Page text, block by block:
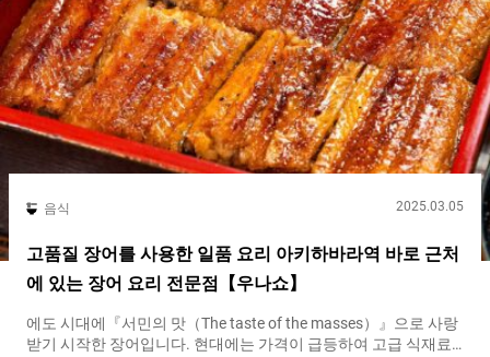
소스를...
음식 2025.03.05
고품질 장어를 사용한 일품 요리 아키하바라역 바로 근처
에 있는 장어 요리 전문점【우나쇼】
에도 시대에『서민의 맛（The taste of the masses）』으로 사랑
받기 시작한 장어입니다. 현대에는 가격이 급등하여 고급 식재료